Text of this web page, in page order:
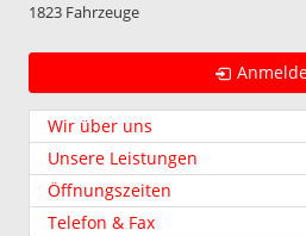
1823 Fahrzeuge
Wir über uns
Unsere Leistungen
Öffnungszeiten
Telefon & Fax